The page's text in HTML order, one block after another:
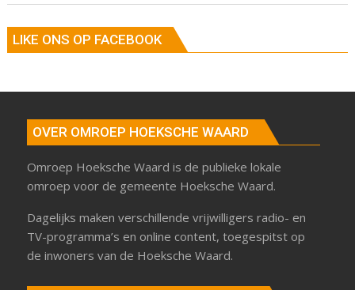
LIKE ONS OP FACEBOOK
OVER OMROEP HOEKSCHE WAARD
Omroep Hoeksche Waard is de publieke lokale
omroep voor de gemeente Hoeksche Waard.
Dagelijks maken verschillende vrijwilligers radio- en
TV-programma’s en online content, toegespitst op
de inwoners van de Hoeksche Waard.